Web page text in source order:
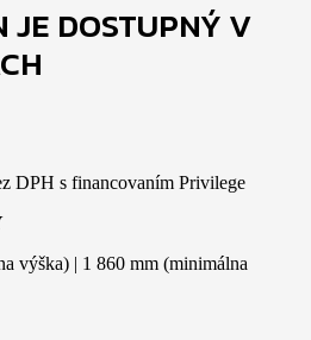
JE DOSTUPNÝ V
DPH s financovaním Privilege
výška) | 1 860 mm (minimálna